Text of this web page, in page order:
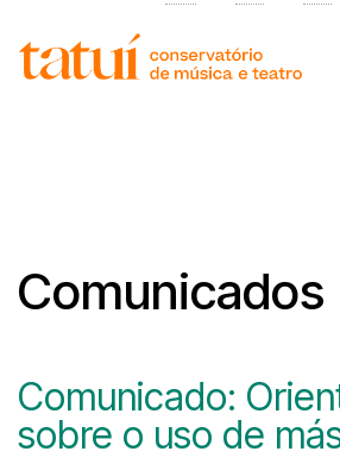
Comunicados
Comunicado:
sobre o uso de